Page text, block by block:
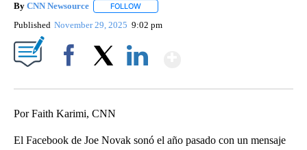
By CNN Newsource FOLLOW
Published November 29, 2025 9:02 pm
Por Faith Karimi, CNN
El Facebook de Joe Novak sonó el año pasado con un mensaje